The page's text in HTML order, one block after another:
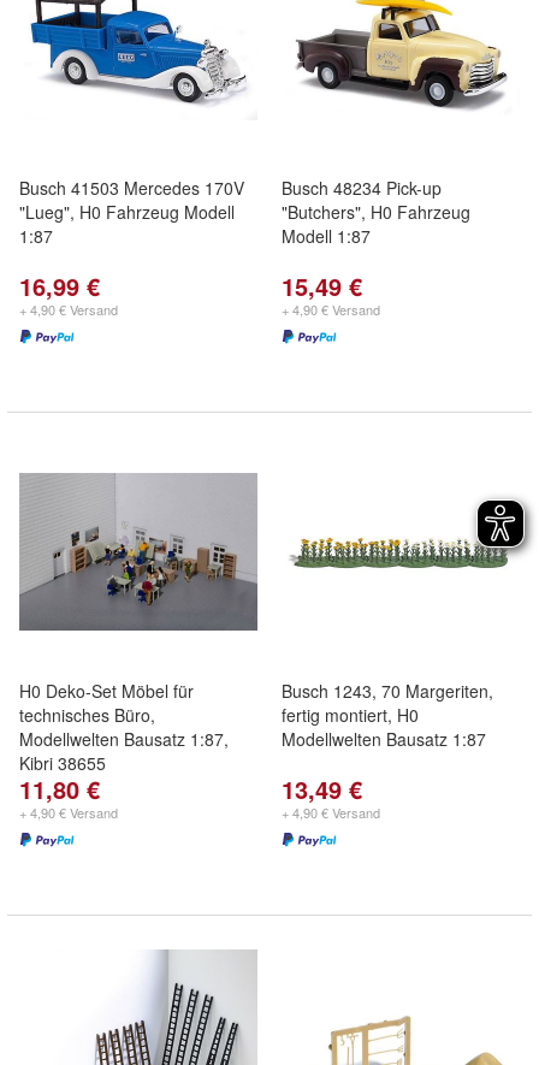
Busch 41503 Mercedes 170V
"Lueg", H0 Fahrzeug Modell
1:87
16,99 €
+ 4,90 € Versand
Busch 48234 Pick-up
"Butchers", H0 Fahrzeug
Modell 1:87
15,49 €
+ 4,90 € Versand
H0 Deko-Set Möbel für
technisches Büro,
Modellwelten Bausatz 1:87,
Kibri 38655
11,80 €
+ 4,90 € Versand
Busch 1243, 70 Margeriten,
fertig montiert, H0
Modellwelten Bausatz 1:87
13,49 €
+ 4,90 € Versand